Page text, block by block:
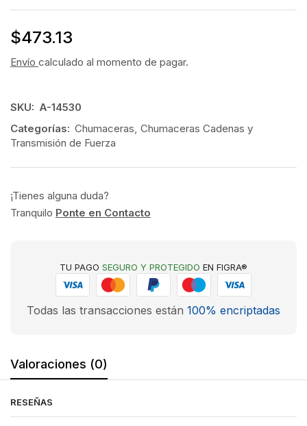
$473.13
Envío calculado al momento de pagar.
SKU: A-14530
Categorías: Chumaceras, Chumaceras Cadenas y
Transmisión de Fuerza
¡Tienes alguna duda?
Tranquilo Ponte en Contacto
TU PAGO SEGURO Y PROTEGIDO EN FIGRA®
Todas las transacciones están 100% encriptadas
Valoraciones (0)
RESEÑAS